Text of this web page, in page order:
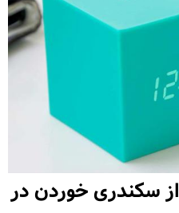
ساعت Gravity Cube از سکندری خوردن در